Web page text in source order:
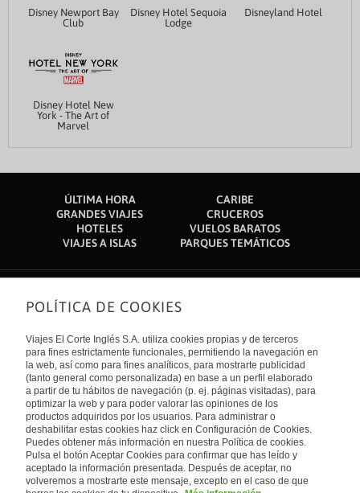
Disney Newport Bay
Club
Disney Hotel Sequoia
Lodge
Disneyland Hotel
Disney Hotel New
York - The Art of
Marvel
ÚLTIMA HORA
CARIBE
GRANDES VIAJES
CRUCEROS
HOTELES
VUELOS BARATOS
VIAJES A ISLAS
PARQUES TEMÁTICOS
Sobre nosotros
Quiénes somos
Financiación
Sostenibilidad
Turismo accesible
Tarjeta El Corte Inglés
Trabaja con nosotros
El Corte Inglés
Canal Ético
Enlaces de interés
Guías de viaje
Catálogos
Auto check-in
Condiciones Generales
Política de privacidad
Política de cookies
Accesibilidad
Empresas/ Grupos
Internacional
España
Visita nuestro blog
POLÍTICA DE COOKIES
Viajes El Corte Inglés S.A. utiliza cookies propias y de terceros
para fines estrictamente funcionales, permitiendo la navegación en
la web, así como para fines analíticos, para mostrarte publicidad
(tanto general como personalizada) en base a un perfil elaborado
a partir de tu hábitos de navegación (p. ej. páginas visitadas), para
optimizar la web y para poder valorar las opiniones de los
productos adquiridos por los usuarios. Para administrar o
deshabilitar estas cookies haz click en Configuración de Cookies.
Puedes obtener más información en nuestra Política de cookies.
Pulsa el botón Aceptar Cookies para confirmar que has leído y
aceptado la información presentada. Después de aceptar, no
volveremos a mostrarte este mensaje, excepto en el caso de que